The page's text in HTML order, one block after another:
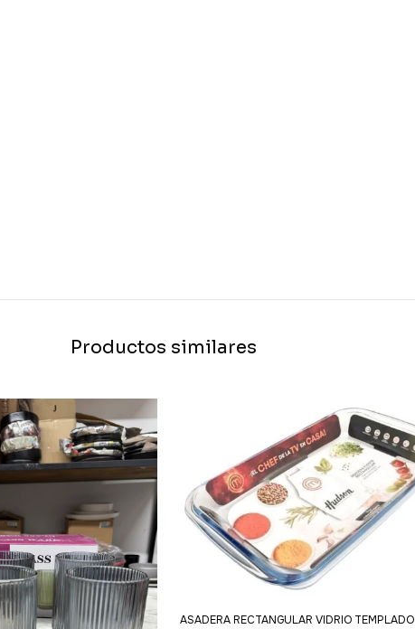
Productos similares
ASADERA RECTANGULAR VIDRIO TEMPLADO